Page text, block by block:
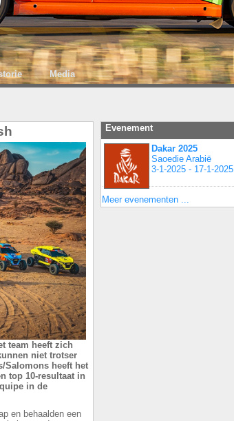
Media
team heeft zich
niet trotser
Salomons heeft het
top 10-resultaat in
in de
en behaalden een
Evenement
Dakar 2025
Saoedie Arabië
3-1-2025 - 17-1-2025
Meer evenementen ...